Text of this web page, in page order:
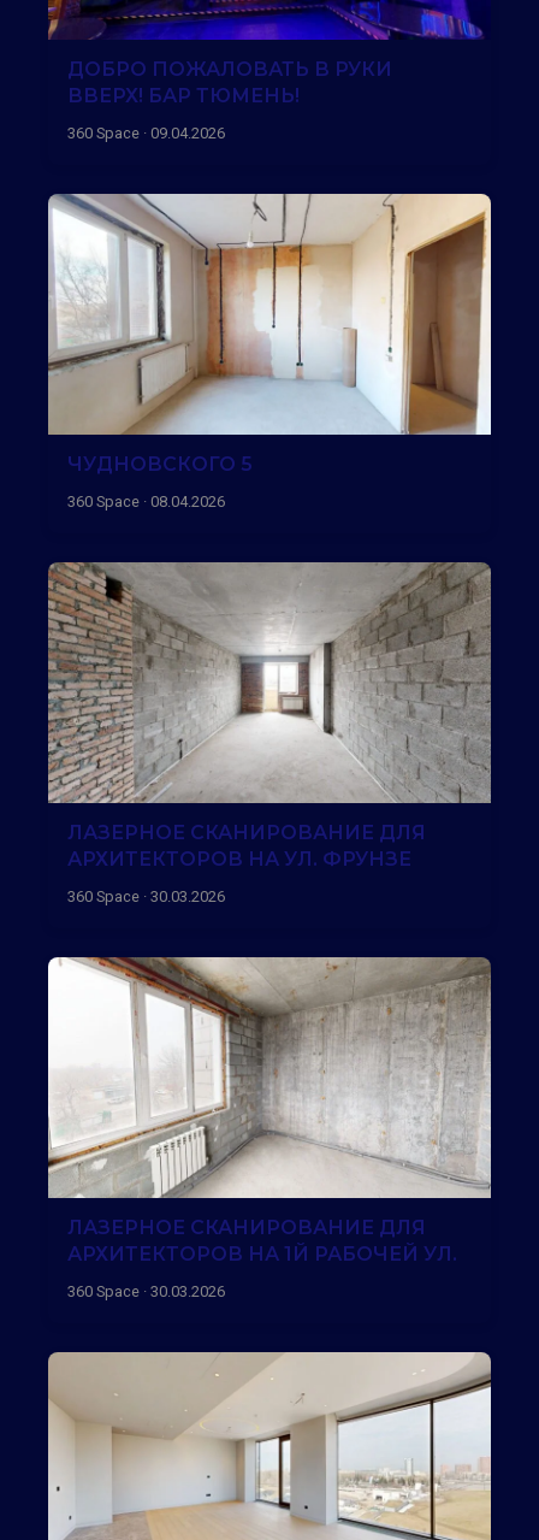
ДОБРО ПОЖАЛОВАТЬ В РУКИ
ВВЕРХ! БАР ТЮМЕНЬ!
360 Space · 09.04.2026
ЧУДНОВСКОГО 5
360 Space · 08.04.2026
ЛАЗЕРНОЕ СКАНИРОВАНИЕ ДЛЯ
АРХИТЕКТОРОВ НА УЛ. ФРУНЗЕ
360 Space · 30.03.2026
ЛАЗЕРНОЕ СКАНИРОВАНИЕ ДЛЯ
АРХИТЕКТОРОВ НА 1Й РАБОЧЕЙ УЛ.
360 Space · 30.03.2026